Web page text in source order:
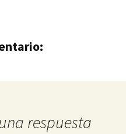
de entradas
respuesta